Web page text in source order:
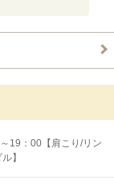
19：00【肩こり/リン
】